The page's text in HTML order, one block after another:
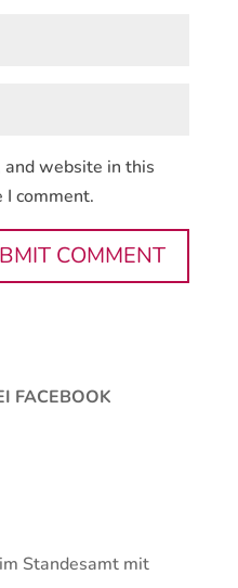
and website in this
comment.
FACEBOOK
Standesamt mit